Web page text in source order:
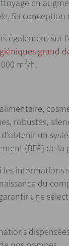
en
Sa
également sur
grand
m3/h.
robustes,
un
(BEP) de la
les
du
une